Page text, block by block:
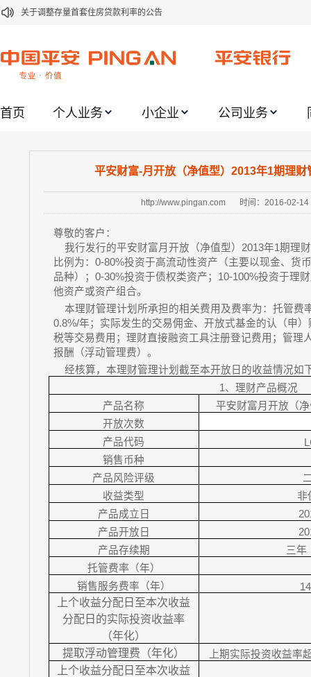
关于调整存量首套住房贷款利率的公告
关于修订《平安银行代理个人客户贵金属交易协议书》的公告
关于我行聚金宝交易软件升级更新的通知
关于2020年端午节期间上金所代理业务调整合约保证金比例和涨跌幅度限制的
关于加强代理贵金属业务风险防范的提示
关于平安银行电子版信用卡更名为平安银行数字信用卡的公告
首页 个人业务 小企业 公司业务
平安财富-月开放（净值型）2013年1期理
http://www.pingan.com 时间：2016-02-14
尊敬的客户：
我行发行的平安财富月开放（净值型）2013年1期理
比例为：0-80%投资于高流动性资产（主要以现金、货
品种）；0-30%投资于债权类资产；10-100%投资于理
他资产或资产组合。
本理财管理计划所承担的相关费用及费率为：托管费
0.8%/年；实际发生的交易佣金、开放式基金的认（申
税等交易费用；理财直接融资工具注册登记费用；管理
报酬（浮动管理费）。
经核算，本理财管理计划截至本开放日的收益情况如
1 、理财产品概况
产品名称
平安财富月开放（
开放次数
产品代码
销售币种
产品风险评级
收益类型
非
产品成立日
产品开放日
产品存续期
三年
托管费率（年）
销售服务费率（年）
上个收益分配日至本次收益
分配日的实际投资收益率
（年化）
提取浮动管理费（年化）
上期实际投资收益率
上个收益分配日至本次收益